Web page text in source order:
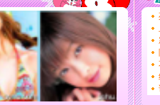
道一声
[春节]
传
片叶子
送你一
[圣诞节]
你太多
要平安
[圣诞节]
能正大